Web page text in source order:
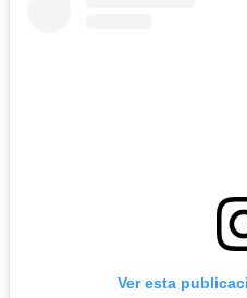
Ver esta